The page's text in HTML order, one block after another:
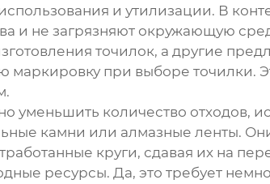
и утилизации. В
и не загрязняют окружающую
точилок, а другие
маркировку при выборе точилки.
уменьшить количество отходов,
камни или алмазные ленты.
круги, сдавая их на
ресурсы. Да, это требует